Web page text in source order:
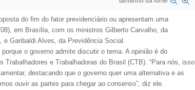
do fim do fator previdenciário ou apresentam uma
em Brasília, com os ministros Gilberto Carvalho, da
e Garibaldi Alves, da Previdência Social.
o governo admite discutir o tema. A opinião é do
e Trabalhadoras do Brasil (CTB). “Para nós, isso
destacando que o governo quer uma alternativa e as
ouvir as partes para chegar ao consenso”, diz ele.